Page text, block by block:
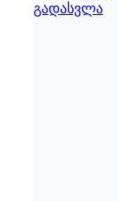
გადასვლა